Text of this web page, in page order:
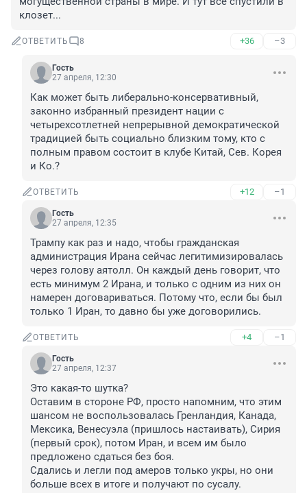
клозет...
ОТВЕТИТЬ 8 +36 –3
Гость
27 апреля, 12:30
Как может быть либерально-консервативный,
законно избранный президент нации с
четырехсотлетней непрерывной демократической
традицией быть социально близким тому, кто с
полным правом состоит в клубе Китай, Сев. Корея
и Ко.?
ОТВЕТИТЬ +12 –1
Гость
27 апреля, 12:35
Трампу как раз и надо, чтобы гражданская
администрация Ирана сейчас легитимизировалась
через голову аятолл. Он каждый день говорит, что
есть минимум 2 Ирана, и только с одним из них он
намерен договариваться. Потому что, если бы был
только 1 Иран, то давно бы уже договорились.
ОТВЕТИТЬ +4 –1
Гость
27 апреля, 12:37
Это какая-то шутка?
Оставим в стороне РФ, просто напомним, что этим
шансом не воспользовалась Гренландия, Канада,
Мексика, Венесуэла (пришлось настаивать), Сирия
(первый срок), потом Иран, и всем им было
предложено сдаться без боя.
Сдались и легли под амеров только укры, но они
больше всех в итоге и получают по сусалу.